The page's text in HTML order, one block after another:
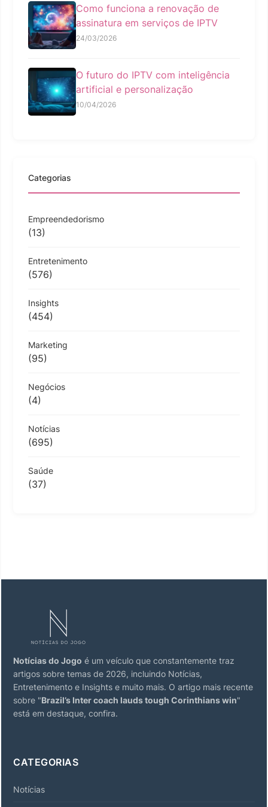
Como funciona a renovação de
assinatura em serviços de IPTV
24/03/2026
O futuro do IPTV com inteligência
artificial e personalização
10/04/2026
Categorias
Empreendedorismo
(13)
Entretenimento
(576)
Insights
(454)
Marketing
(95)
Negócios
(4)
Notícias
(695)
Saúde
(37)
Notícias do Jogo é um veículo que constantemente traz
artigos sobre temas de 2026, incluindo Notícias,
Entretenimento e Insights e muito mais. O artigo mais recente
sobre "Brazil’s Inter coach lauds tough Corinthians win"
está em destaque, confira.
CATEGORIAS
Notícias